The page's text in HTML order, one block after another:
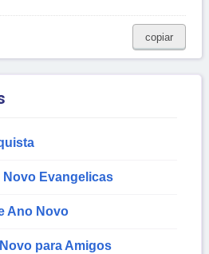
copiar
Novo Evangelicas
Ano Novo
para Amigos